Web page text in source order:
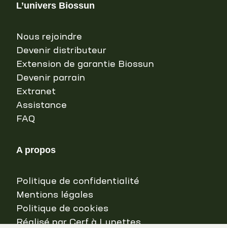
L’univers Biossun
Nous rejoindre
Devenir distributeur
Extension de garantie Biossun
Devenir parrain
Extranet
Assistance
FAQ
A propos
Politique de confidentialité
Mentions légales
Politique de cookies
Réalisé par Cerf à Lunettes